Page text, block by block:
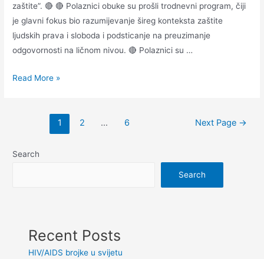
zaštite”. 🔴 🔴 Polaznici obuke su prošli trodnevni program, čiji
je glavni fokus bio razumijevanje šireg konteksta zaštite
ljudskih prava i sloboda i podsticanje na preuzimanje
odgovornosti na ličnom nivou. 🔴 Polaznici su …
Read More »
1 2 … 6 Next Page →
Search
Search
Recent Posts
HIV/AIDS brojke u svijetu